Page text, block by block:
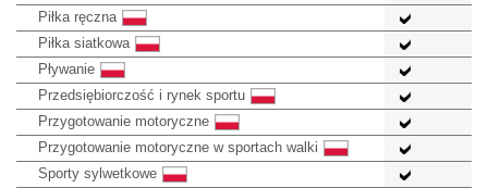
Piłka ręczna
Piłka siatkowa
Pływanie
Przedsiębiorczość i rynek sportu
Przygotowanie motoryczne
Przygotowanie motoryczne w sportach walki
Sporty sylwetkowe